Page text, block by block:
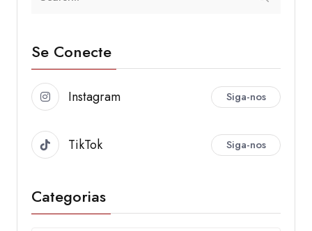
Se Conecte
Instagram Siga-nos
TikTok Siga-nos
Categorias